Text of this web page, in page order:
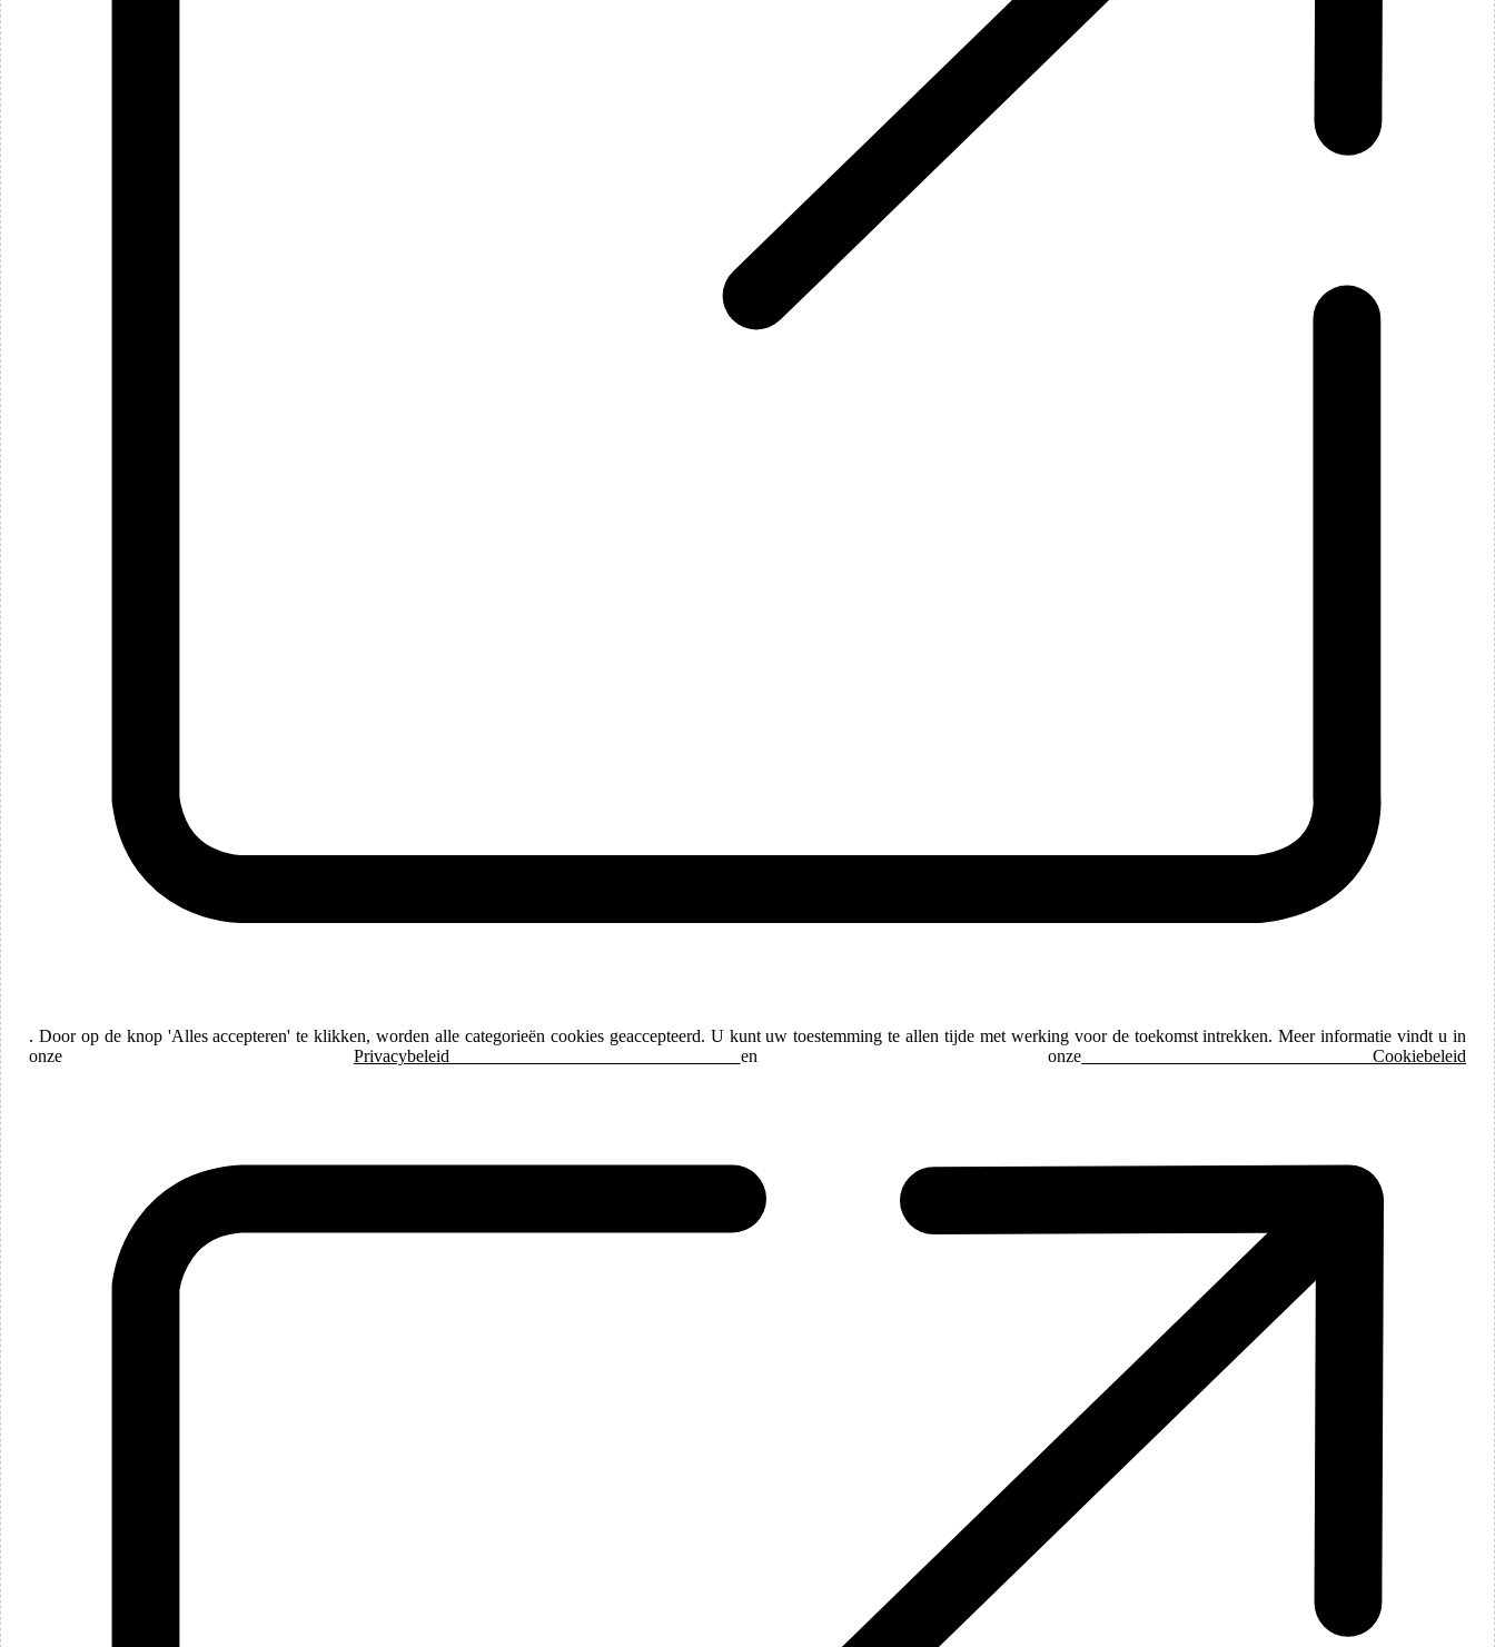
. Door op de knop 'Alles accepteren' te klikken, worden alle categorieën cookies geaccepteerd. U kunt uw toestemming te allen tijde met werking voor de toekomst intrekken. Meer informatie vindt u in
onze Privacybeleid en onze Cookiebeleid